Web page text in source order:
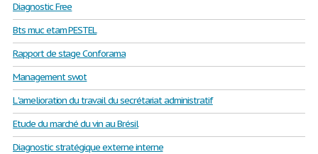
Diagnostic Free
Bts muc etam PESTEL
Rapport de stage Conforama
Management swot
L 'amelioration du travail du secrétariat administratif
Etude du marché du vin au Brésil
Diagnostic stratégique externe interne